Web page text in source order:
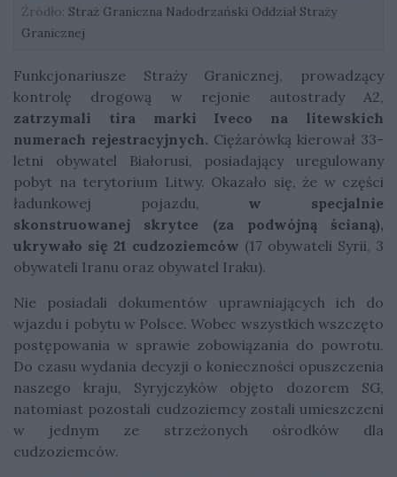
Źródło: Straż Graniczna Nadodrzański Oddział Straży
Granicznej
Funkcjonariusze Straży Granicznej, prowadzący
kontrolę drogową w rejonie autostrady A2,
zatrzymali tira marki Iveco na litewskich
numerach rejestracyjnych. Ciężarówką kierował 33-
letni obywatel Białorusi, posiadający uregulowany
pobyt na terytorium Litwy. Okazało się, że w części
ładunkowej pojazdu, w specjalnie
skonstruowanej skrytce (za podwójną ścianą),
ukrywało się 21 cudzoziemców (17 obywateli Syrii, 3
obywateli Iranu oraz obywatel Iraku).
Nie posiadali dokumentów uprawniających ich do
wjazdu i pobytu w Polsce. Wobec wszystkich wszczęto
postępowania w sprawie zobowiązania do powrotu.
Do czasu wydania decyzji o konieczności opuszczenia
naszego kraju, Syryjczyków objęto dozorem SG,
natomiast pozostali cudzoziemcy zostali umieszczeni
w jednym ze strzeżonych ośrodków dla
cudzoziemców.